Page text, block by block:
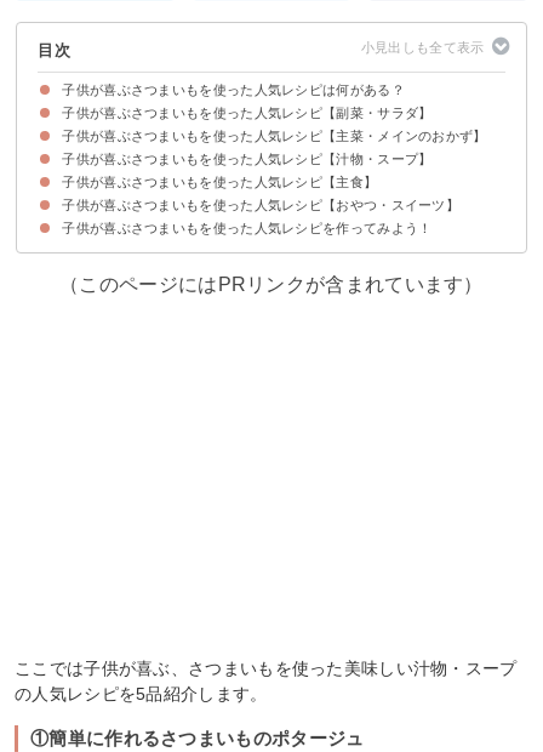
目次
子供が喜ぶさつまいもを使った人気レシピは何がある？
子供が喜ぶさつまいもを使った人気レシピ【副菜・サラダ】
①さつまいもとクリームチーズのサラダ
②豚肉とさつまいものきんぴら
③さつまいもの甘煮
④かぼちゃとさつまいものマヨサラダ
子供が喜ぶさつまいもを使った人気レシピ【主菜・メインのおかず】
①さつまいもとれんこんのごまドレ炒め
②さつまいものコロッケ
③さつまいもと鶏肉の照り焼き
④さつまいもと豚こまの甘辛炒め
子供が喜ぶさつまいもを使った人気レシピ【汁物・スープ】
①簡単に作れるさつまいものポタージュ
②具沢山な豆乳スープ
③さつまいもの味噌汁
④さつまいものコンソメスープ
⑤シーチキンとさつまいもの味噌汁
子供が喜ぶさつまいもを使った人気レシピ【主食】
①さつまいもご飯
②さつまいものクリームパスタ
③さつまいもの洋風炊き込みご飯
④さつまいものクリームドリア
子供が喜ぶさつまいもを使った人気レシピ【おやつ・スイーツ】
①保育園のさつまいもドーナツ
②スイートポテト
③さつまいもクッキー
④さつまいものプリンケーキ
⑤HMで簡単蒸しパン
子供が喜ぶさつまいもを使った人気レシピを作ってみよう！
（このページにはPRリンクが含まれています）
ここでは子供が喜ぶ、さつまいもを使った美味しい汁物・スープ
の人気レシピを5品紹介します。
①簡単に作れるさつまいものポタージュ